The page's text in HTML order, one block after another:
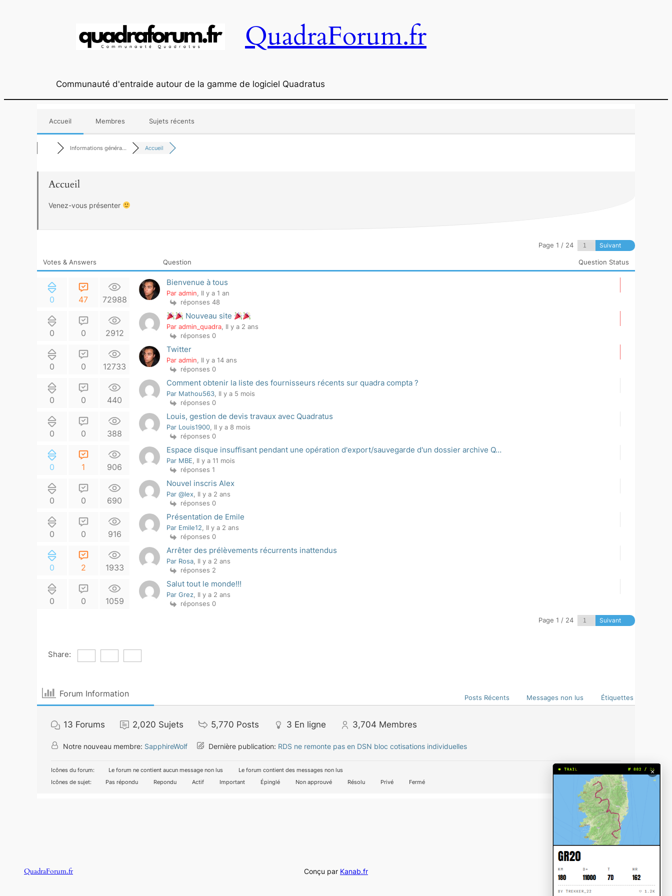
QuadraForum.fr
Communauté d'entraide autour de la gamme de logiciel Quadratus
Accueil Membres Sujets récents
Informations généra… Accueil
Accueil
Venez-vous présenter
Page 1 / 24 Suivant
Votes & Answers Question Question Status
0 47 72988
Bienvenue à tous
Par admin, Il y a 1 an
réponses 48
0 0 2912
Nouveau site
Par admin_quadra, Il y a 2 ans
réponses 0
0 0 12733
Twitter
Par admin, Il y a 14 ans
réponses 0
0 0 440
Comment obtenir la liste des fournisseurs récents sur quadra compta ?
Par Mathou563, Il y a 5 mois
réponses 0
0 0 388
Louis, gestion de devis travaux avec Quadratus
Par Louis1900, Il y a 8 mois
réponses 0
0 1 906
Espace disque insuffisant pendant une opération d'export/sauvegarde d'un dossier archive Q…
Par MBE, Il y a 11 mois
réponses 1
0 0 690
Nouvel inscris Alex
Par @lex, Il y a 2 ans
réponses 0
0 0 916
Présentation de Emile
Par Emile12, Il y a 2 ans
réponses 0
0 2 1933
Arrêter des prélèvements récurrents inattendus
Par Rosa, Il y a 2 ans
réponses 2
0 0 1059
Salut tout le monde!!!
Par Grez, Il y a 2 ans
réponses 0
Page 1 / 24 Suivant
Share:
Forum Information Posts Récents Messages non lus Étiquettes
13 Forums 2,020 Sujets 5,770 Posts 3 En ligne 3,704 Membres
Notre nouveau membre: SapphireWolf Dernière publication: RDS ne remonte pas en DSN bloc cotisations individuelles
Icônes du forum: Le forum ne contient aucun message non lus
Le forum contient des messages non lus
Icônes de sujet:
Pas répondu Repondu Actif Important Épinglé Non approuvé Résolu Privé Fermé
QuadraForum.fr Conçu par Kanab.fr
×